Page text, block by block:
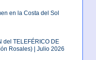
en la Costa del Sol
del TELEFÉRICO DE
Rosales) | Julio 2026